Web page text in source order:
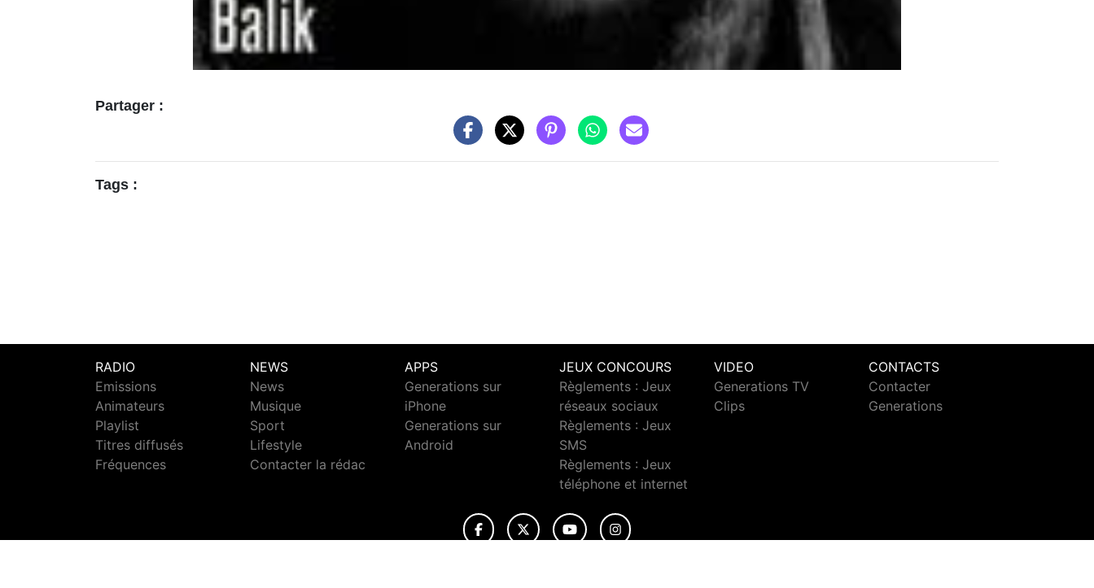
Partager :
Tags :
RADIO
Emissions
Animateurs
Playlist
Titres diffusés
Fréquences
NEWS
News
Musique
Sport
Lifestyle
Contacter la rédac
APPS
Generations sur
iPhone
Generations sur
Android
JEUX CONCOURS
Règlements : Jeux
réseaux sociaux
Règlements : Jeux
SMS
Règlements : Jeux
téléphone et internet
VIDEO
Generations TV
Clips
CONTACTS
Contacter
Generations